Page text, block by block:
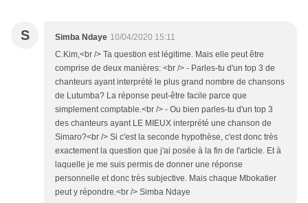
S Simba Ndaye 10/04/2020 15:11
C.Kim,<br /> Ta question est légitime. Mais elle peut être
comprise de deux manières: <br /> - Parles-tu d'un top 3 de
chanteurs ayant interprété le plus grand nombre de chansons
de Lutumba? La réponse peut-être facile parce que
simplement comptable.<br /> - Ou bien parles-tu d'un top 3
des chanteurs ayant LE MIEUX interprété une chanson de
Simaro?<br /> Si c'est la seconde hypothèse, c'est donc très
exactement la question que j'ai posée à la fin de l'article. Et à
laquelle je me suis permis de donner une réponse
personnelle et donc très subjective. Mais chaque Mbokatier
peut y répondre.<br /> Simba Ndaye